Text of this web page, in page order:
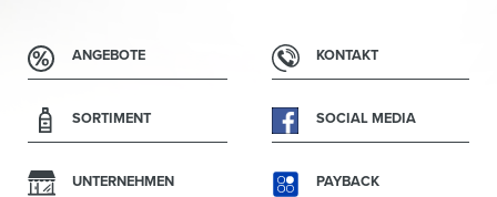
ANGEBOTE
SORTIMENT
UNTERNEHMEN
KONTAKT
SOCIAL MEDIA
PAYBACK